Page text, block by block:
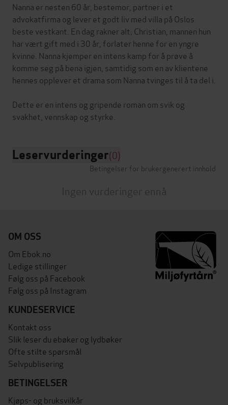
Nanna er nesten 60 år, bestemor, partner i et
advokatfirma og lever et godt liv med villa på Oslos
beste vestkant. En dag rakner alt; Christian, mannen hun
har vært gift med i 30 år, forlater henne for en yngre
kvinne. Nanna kjemper en intens kamp for å prøve å
komme seg på bena igjen, samtidig som en av klientene
hennes opplever et drama som Nanna tvinges til å ta del i.
Dette er en intens og gripende roman om svik og
Leservurderinger(0)
Betingelser for brukergenerert innhold
Ingen vurderinger ennå
OM OSS
Om Ebok.no
Ledige stillinger
Følg oss på Facebook
Følg oss på Instagram
KUNDESERVICE
Kontakt oss
Slik leser du ebøker og lydbøker
Ofte stilte spørsmål
Selvpublisering
BETINGELSER
Kjøps- og bruksvilkår